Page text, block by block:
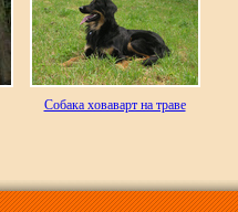
Собака ховаварт на траве